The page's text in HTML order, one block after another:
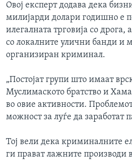
Овој експерт додава дека
милијарди долари годишно е
илегалната трговија со дрога,
со локалните улични банди и
организиран криминал.
„Постојат групи што имаат
Муслимаското братство и
во овие активности.
можност за луѓе да заработат
Тој вели дека криминалните
ги прават лажните производи